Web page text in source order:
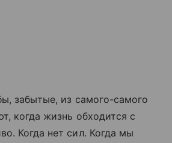
забытые, из самого-самого
когда жизнь обходится с
Когда нет сил. Когда мы